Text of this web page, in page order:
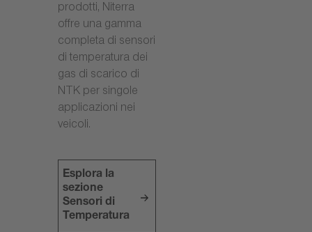
prodotti, Niterra
offre una gamma
completa di sensori
di temperatura dei
gas di scarico di
NTK per singole
applicazioni nei
veicoli.
Esplora la
sezione
Sensori di
Temperatura